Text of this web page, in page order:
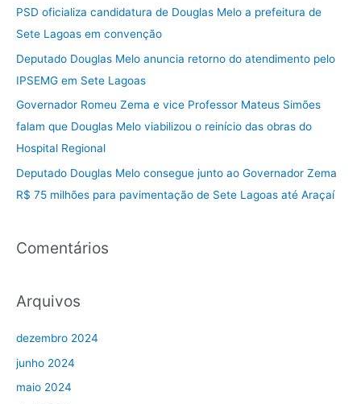
p
o
r
:
PSD oficializa candidatura de Douglas Melo a prefeitura de
Sete Lagoas em convenção
Deputado Douglas Melo anuncia retorno do atendimento pelo
IPSEMG em Sete Lagoas
Governador Romeu Zema e vice Professor Mateus Simões
falam que Douglas Melo viabilizou o reinício das obras do
Hospital Regional
Deputado Douglas Melo consegue junto ao Governador Zema
R$ 75 milhões para pavimentação de Sete Lagoas até Araçaí
Comentários
Arquivos
dezembro 2024
junho 2024
maio 2024